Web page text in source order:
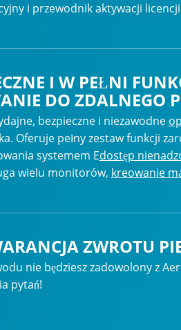
i przewodnik aktywacji
I W PEŁNI
DO ZDALNEGO
bezpieczne i niezawodne
Oferuje pełny zestaw funkcji
systemem Edostęp
wielu monitorów, kreowanie
ZWROTU
nie będziesz zadowolony z
pytań!